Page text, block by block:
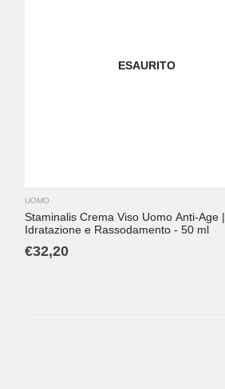
ESAURITO
UOMO
Staminalis Crema Viso Uomo Anti-Age |
Idratazione e Rassodamento - 50 ml
€32,20